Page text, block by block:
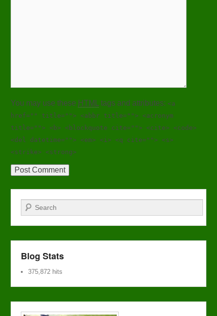
You may use these HTML tags and attributes: <a
href="" title=""> <abbr title=""> <acronym
title=""> <b> <blockquote cite=""> <cite> <code>
<del datetime=""> <em> <i> <q cite=""> <s>
<strike> <strong>
Search
Blog Stats
375,872 hits